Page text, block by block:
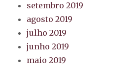
setembro 2019
agosto 2019
julho 2019
junho 2019
maio 2019